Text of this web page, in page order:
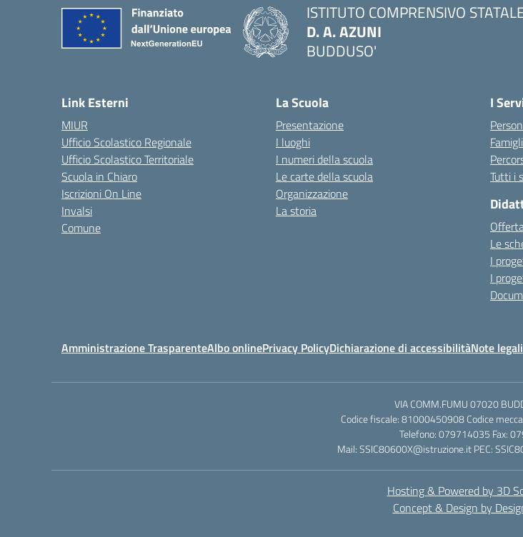
ISTITUTO COMPRENSIVO
D. A. AZUNI
BUDDUSO'
Link Esterni
MIUR
Ufficio Scolastico Regionale
Ufficio Scolastico Territoriale
Scuola in Chiaro
Iscrizioni On Line
Invalsi
Comune
La Scuola
Presentazione
I luoghi
I numeri della scuola
Le carte della scuola
Organizzazione
La storia
I
Tutti i
Le
I
I
Amministrazione TrasparenteAlbo onlinePrivacy PolicyDichiarazione di accessibilitàNote legali
VIA COMM.FUMU 07020
Codice fiscale: 81000450908 Codice
Telefono: 079714035 Fax:
Mail: SSIC80600X@istruzione.it PEC:
Hosting & Powered by 3D
Concept & Design by